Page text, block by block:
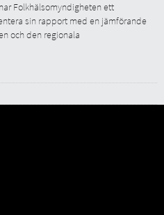
Folkhälsomyndigheten ett
sin rapport med en jämförande
och den regionala